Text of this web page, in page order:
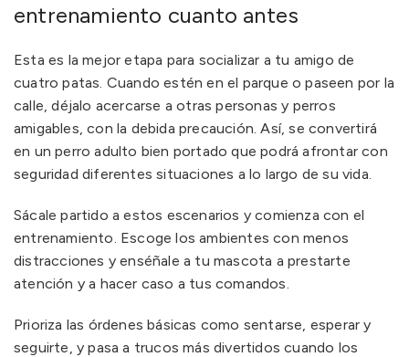
entrenamiento cuanto antes
Esta es la mejor etapa para socializar a tu amigo de
cuatro patas. Cuando estén en el parque o paseen por la
calle, déjalo acercarse a otras personas y perros
amigables, con la debida precaución. Así, se convertirá
en un perro adulto bien portado que podrá afrontar con
seguridad diferentes situaciones a lo largo de su vida.
Sácale partido a estos escenarios y comienza con el
entrenamiento. Escoge los ambientes con menos
distracciones y enséñale a tu mascota a prestarte
atención y a hacer caso a tus comandos.
Prioriza las órdenes básicas como sentarse, esperar y
seguirte, y pasa a trucos más divertidos cuando los